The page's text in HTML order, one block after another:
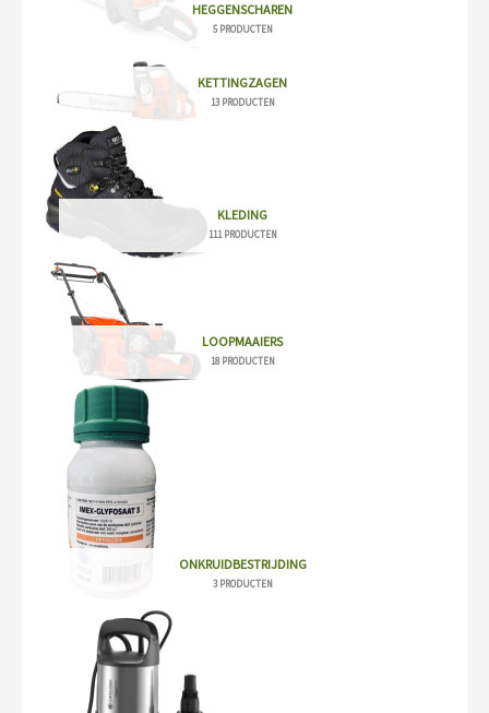
HEGGENSCHAREN
5 PRODUCTEN
KETTINGZAGEN
13 PRODUCTEN
KLEDING
111 PRODUCTEN
LOOPMAAIERS
18 PRODUCTEN
ONKRUIDBESTRIJDING
3 PRODUCTEN